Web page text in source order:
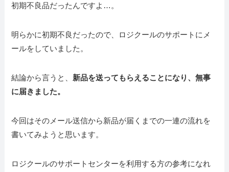
初期不良品だったんですよ…。
明らかに初期不良だったので、ロジクールのサポートにメ
ールをしていました。
結論から言うと、 新品を送ってもらえることになり、無事
に届きました。
今回はそのメール送信から新品が届くまでの一連の流れを
書いてみようと思います。
ロジクールのサポートセンターを利用する方の参考になれ